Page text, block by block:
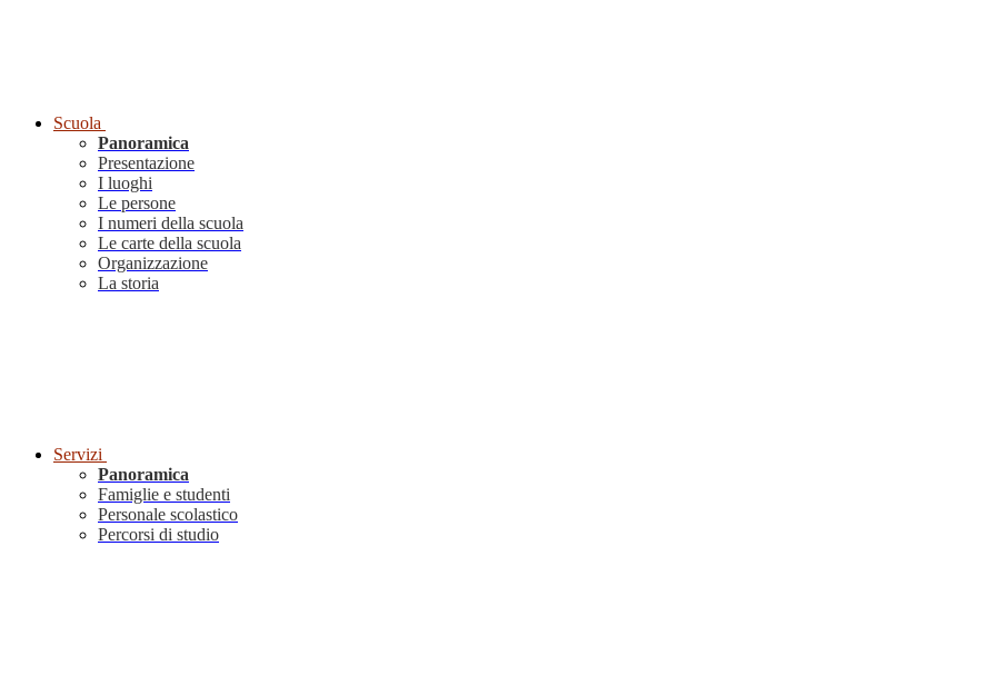
Scuola
Panoramica
Presentazione
I luoghi
Le persone
I numeri della scuola
Le carte della scuola
Organizzazione
La storia
Servizi
Panoramica
Famiglie e studenti
Personale scolastico
Percorsi di studio